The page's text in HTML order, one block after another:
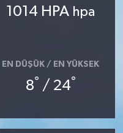
1014 HPA hpa
EN DÜŞÜK / EN YÜKSEK
8° / 24°